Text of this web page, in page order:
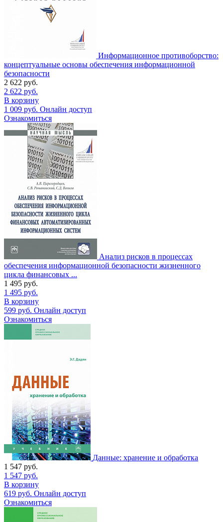
Информационное противоборство:
концептуальные основы обеспечения информационной
безопасности
2 622 руб.
2 622 руб.
В корзину
1 009 руб. Онлайн доступ
Ознакомиться
Анализ рисков в процессах
обеспечения информационной безопасности жизненного
цикла финансовых ...
1 495 руб.
1 495 руб.
В корзину
599 руб. Онлайн доступ
Ознакомиться
Данные: хранение и обработка
1 547 руб.
1 547 руб.
В корзину
619 руб. Онлайн доступ
Ознакомиться